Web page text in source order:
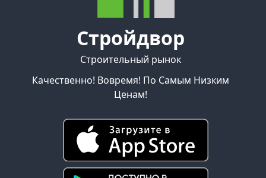
Стройдвор
Строительный рынок
Качественно! Вовремя! По Самым Низким
Ценам!